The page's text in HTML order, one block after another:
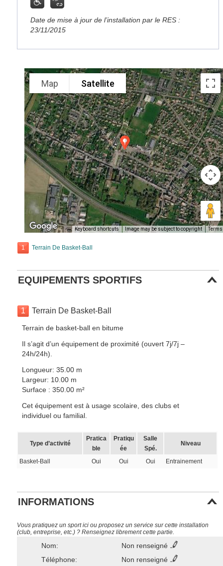
Date de mise à jour de l’installation par le RES :
23/11/2015
Map Satellite
Keyboard shortcuts Image may be subject to copyright Terms
1 Terrain De Basket-Ball
EQUIPEMENTS SPORTIFS
1 Terrain De Basket-Ball
Terrain de basket-ball en bitume
Il s’agit d’un équipement de proximité (ouvert 7j/7j –
24h/24h).
Longueur: 35.00 m
Largeur: 10.00 m
Surface : 350.00 m²
Cet équipement est à usage scolaire, des clubs et
individuel ou familial.
Type d’activité
Pratica
ble
Pratiqu
ée
Salle
Spé.
Niveau
Basket-Ball Oui Oui Oui Entrainement
INFORMATIONS
Vous pratiquez un sport ici ou proposez un service sur cette installation
(club, entreprise, etc.) ? Renseignez librement cette partie.
Nom:
Non renseigné
Téléphone:
Non renseigné